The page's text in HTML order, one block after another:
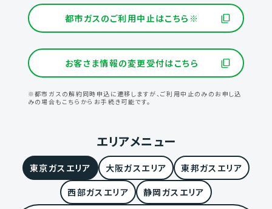
都市ガスのご利用中止はこちら※
お客さま情報の変更受付はこちら
※都市ガスの解約同時申込に遷移しますが、ご利用中止のみのお申し込
みの場合もこちらからお手続き可能です。
エリアメニュー
東京ガスエリア 大阪ガスエリア
東邦ガスエリア
西部ガスエリア
静岡ガスエリア